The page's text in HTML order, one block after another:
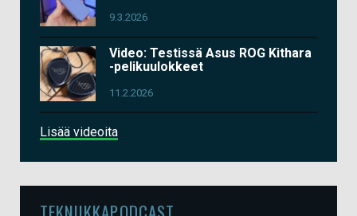
9.3.2026
Video: Testissä Asus ROG Kithara
-pelikuulokkeet
11.2.2026
Lisää videoita